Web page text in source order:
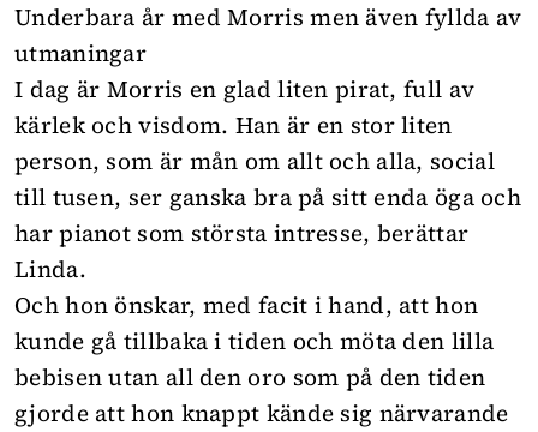
Underbara år med Morris men även fyllda av
utmaningar
I dag är Morris en glad liten pirat, full av
kärlek och visdom. Han är en stor liten
person, som är mån om allt och alla, social
till tusen, ser ganska bra på sitt enda öga och
har pianot som största intresse, berättar
Linda.
Och hon önskar, med facit i hand, att hon
kunde gå tillbaka i tiden och möta den lilla
bebisen utan all den oro som på den tiden
gjorde att hon knappt kände sig närvarande